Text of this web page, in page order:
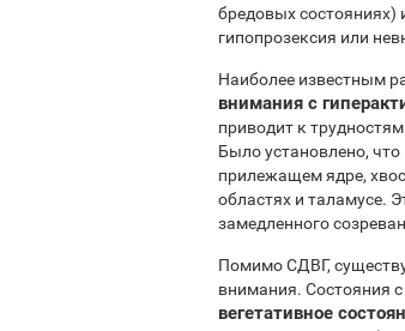
бредовых состояниях)
гипопрозексия или
Наиболее известным
внимания с
приводит к
Было установлено,
прилежащем ядре,
областях и таламусе.
замедленного
Помимо СДВГ,
внимания. Состояния
вегетативное